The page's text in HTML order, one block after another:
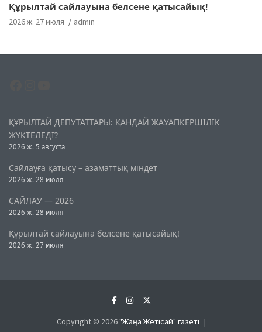
Құрылтай сайлауына белсене қатысайық!
2026 ж. 27 июля admin
ҚҰРЫЛТАЙ ДЕПУТАТТАРЫ: ҚАНДАЙ ЖАУАПКЕРШІЛІК
ЖҮКТЕЛЕДІ?
2026 ж. 5 августа
Сайлауға қатысу – азаматтық міндет
2026 ж. 28 июля
САЙЛАУ — 2026
2026 ж. 28 июля
Құрылтай сайлауына белсене қатысайық!
2026 ж. 27 июля
Copyright © 2026"Жаңа Жетісай" газеті